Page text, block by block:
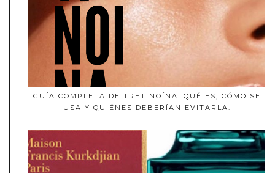
GUÍA COMPLETA DE TRETINOÍNA: QUÉ ES, CÓMO SE
USA Y QUIÉNES DEBERÍAN EVITARLA.